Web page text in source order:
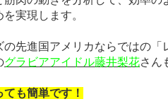
実現します。
の先進国アメリカならではの「
グラビアアイドル藤井梨花さん
も簡単です！